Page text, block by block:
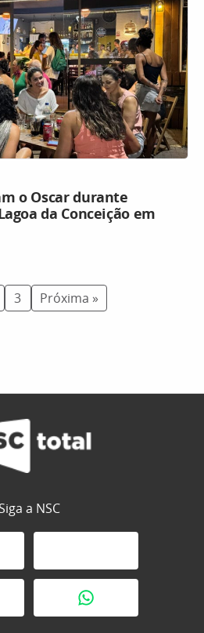
o Oscar durante
da Conceição em
3 Próxima »
Siga a NSC